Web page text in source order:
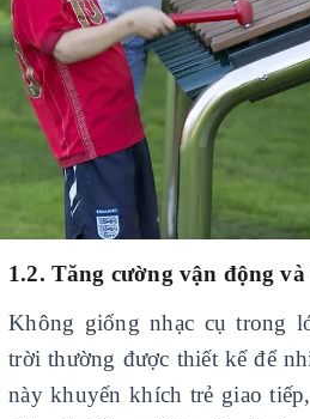
1.2. Tăng cường vận động
Không giống nhạc cụ trong
trời thường được thiết kế để
này khuyến khích trẻ giao